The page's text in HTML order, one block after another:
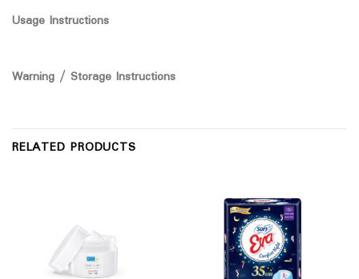
Usage Instructions
Warning / Storage Instructions
RELATED PRODUCTS